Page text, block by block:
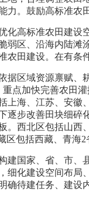
力。鼓励高标准农
化高标准农田建
弱区、沿海内陆滩
农田建设。在有条
据区域资源禀赋
点加快完善农田
上海、江苏、安徽
逐步改善田块细
。西北区包括山西
区包括西藏、青海
建国家、省、市
细化建设空间布局
确待建任务、建设